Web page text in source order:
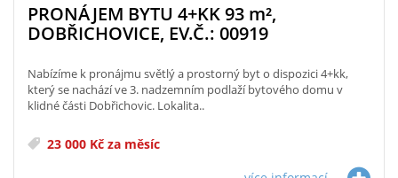
PRONÁJEM BYTU 4+KK 93 m²,
DOBŘICHOVICE, EV.Č.: 00919
Nabízíme k pronájmu světlý a prostorný byt o dispozici 4+kk,
který se nachází ve 3. nadzemním podlaží bytového domu v
klidné části Dobřichovic. Lokalita..
23 000 Kč za měsíc